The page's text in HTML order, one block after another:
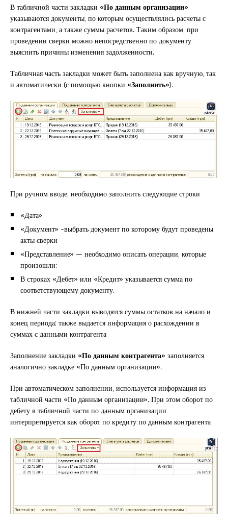
В табличной части закладки «По данным организации»
указываются документы, по которым осуществлялись расчеты с
контрагентами, а также суммы расчетов. Таким образом, при
проведении сверки можно непосредственно по документу
выяснить причины изменения задолженности.
Табличная часть закладки может быть заполнена как вручную, так
и автоматически (с помощью кнопки «Заполнить»).
При ручном вводе, необходимо заполнить следующие строки
«Дата»
«Документ» -выбрать документ по которому будут проведены
акты сверки
«Представление» — необходимо описать операции, которые
произошли;
В строках «Дебет» или «Кредит» указывается сумма по
соответствующему документу.
В нижней части закладки выводятся суммы остатков на начало и
конец периода; также выдается информация о расхождении в
суммах с данными контрагента
Заполнение закладки «По данным контрагента» заполняется
аналогично закладке «По данным организации».
При автоматическом заполнении, используется информация из
табличной части «По данным организации». При этом оборот по
дебету в табличной части по данным организации
интерпретируется как оборот по кредиту по данным контрагента